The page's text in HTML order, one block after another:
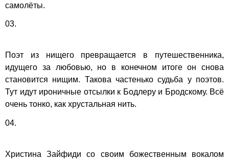
самолёты.
03.
Поэт из нищего превращается в путешественника,
идущего за любовью, но в конечном итоге он снова
становится нищим. Такова частенько судьба у поэтов.
Тут идут ироничные отсылки к Бодлеру и Бродскому. Всё
очень тонко, как хрустальная нить.
04.
Христина Зайфиди со своим божественным вокалом